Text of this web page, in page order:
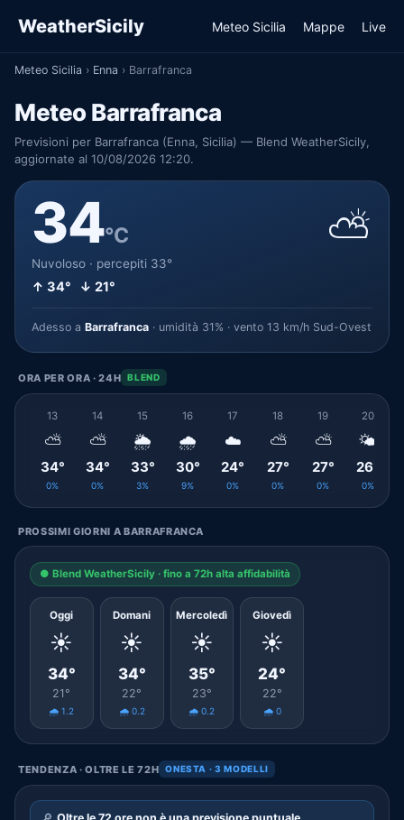
WeatherSicily Meteo Sicilia Mappe Live
Meteo Sicilia › Enna › Barrafranca
Meteo Barrafranca
Previsioni per Barrafranca (Enna, Sicilia) — Blend WeatherSicily,
aggiornate al 10/08/2026 12:20.
34°C
Nuvoloso · percepiti 33°
↑ 34° ↓ 21°
⛅
Adesso a Barrafranca · umidità 31% · vento 13 km/h Sud-Ovest
ORA PER ORA · 24H BLEND
13
⛅
34°
0%
14
⛅
34°
0%
15
🌦️
33°
3%
16
🌧️
30°
9%
17
☁️
24°
0%
18
⛅
27°
0%
19
⛅
27°
0%
20
🌤️
26°
0%
PROSSIMI GIORNI A BARRAFRANCA
● Blend WeatherSicily · fino a 72h alta affidabilità
Oggi
☀️
34°
21°
🌧️ 1.2
Domani
☀️
34°
22°
🌧️ 0.2
Mercoledì
☀️
35°
23°
🌧️ 0.2
Giovedì
☀️
24°
22°
🌧️ 0
TENDENZA · OLTRE LE 72H ONESTA · 3 MODELLI